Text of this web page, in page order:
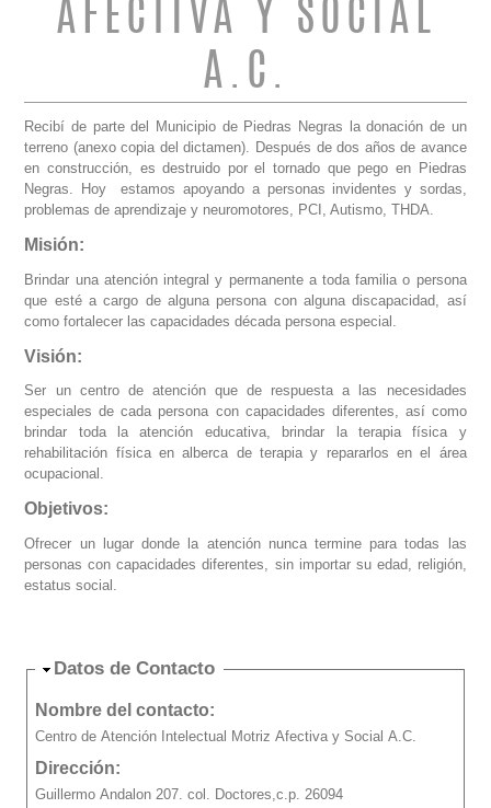
AFECTIVA Y SOCIAL
A.C.
Recibí de parte del Municipio de Piedras Negras la donación de un
terreno (anexo copia del dictamen). Después de dos años de avance
en construcción, es destruido por el tornado que pego en Piedras
Negras. Hoy estamos apoyando a personas invidentes y sordas,
problemas de aprendizaje y neuromotores, PCI, Autismo, THDA.
Misión:
Brindar una atención integral y permanente a toda familia o persona
que esté a cargo de alguna persona con alguna discapacidad, así
como fortalecer las capacidades década persona especial.
Visión:
Ser un centro de atención que de respuesta a las necesidades
especiales de cada persona con capacidades diferentes, así como
brindar toda la atención educativa, brindar la terapia física y
rehabilitación física en alberca de terapia y repararlos en el área
ocupacional.
Objetivos:
Ofrecer un lugar donde la atención nunca termine para todas las
personas con capacidades diferentes, sin importar su edad, religión,
estatus social.
Ocultar
Datos de Contacto
Nombre del contacto:
Centro de Atención Intelectual Motriz Afectiva y Social A.C.
Dirección:
Guillermo Andalon 207. col. Doctores,c.p. 26094